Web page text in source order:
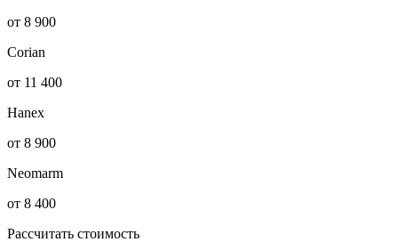
от 8 900
Corian
от 11 400
Hanex
от 8 900
Neomarm
от 8 400
Рассчитать стоимость